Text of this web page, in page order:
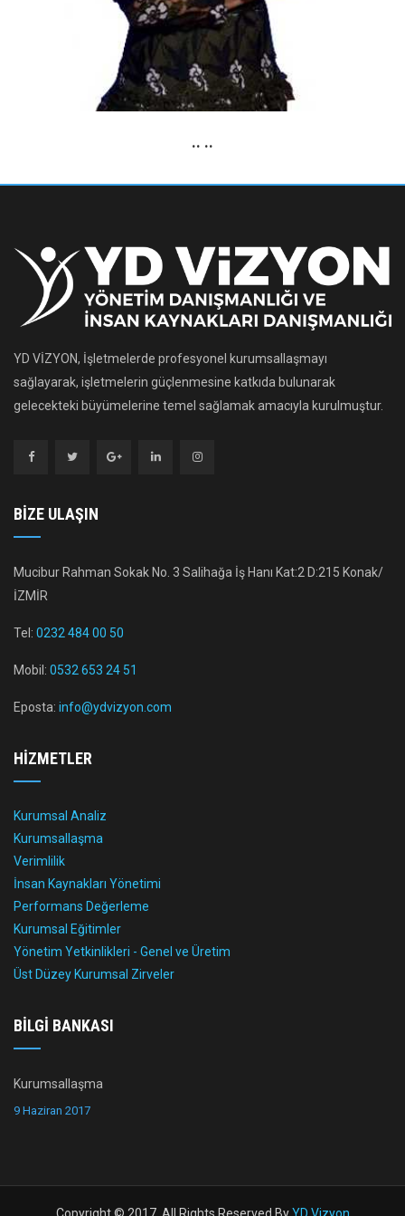
.. ..
YD VİZYON, İşletmelerde profesyonel kurumsallaşmayı
sağlayarak, işletmelerin güçlenmesine katkıda bulunarak
gelecekteki büyümelerine temel sağlamak amacıyla kurulmuştur.
BIZE ULAŞIN
Mucibur Rahman Sokak No. 3 Salihağa İş Hanı Kat:2 D:215 Konak/
İZMİR
Tel: 0232 484 00 50
Mobil: 0532 653 24 51
Eposta: info@ydvizyon.com
HIZMETLER
Kurumsal Analiz
Kurumsallaşma
Verimlilik
İnsan Kaynakları Yönetimi
Performans Değerleme
Kurumsal Eğitimler
Yönetim Yetkinlikleri - Genel ve Üretim
Üst Düzey Kurumsal Zirveler
BILGI BANKASI
Kurumsallaşma
9 Haziran 2017
Copyright © 2017. All Rights Reserved ByYD Vizyon